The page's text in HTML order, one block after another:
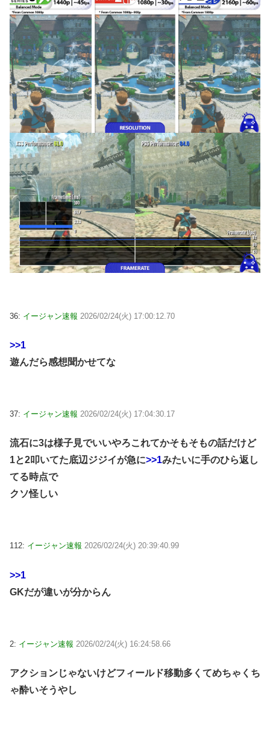
36: イージャン速報 2026/02/24(火) 17:00:12.70
>>1
遊んだら感想聞かせてな
37: イージャン速報 2026/02/24(火) 17:04:30.17
流石に3は様子見でいいやろこれてかそもそもの話だけど
1と2叩いてた底辺ジジイが急に>>1みたいに手のひら返し
てる時点で
クソ怪しい
112: イージャン速報 2026/02/24(火) 20:39:40.99
>>1
GKだが違いが分からん
2: イージャン速報 2026/02/24(火) 16:24:58.66
アクションじゃないけどフィールド移動多くてめちゃくち
ゃ酔いそうやし